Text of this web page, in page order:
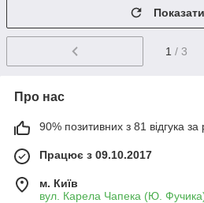
1 / 3
Про нас
90% позитивних з 81 відгука за
Працює з 09.10.2017
м. Київ
вул. Карела Чапека (Ю.